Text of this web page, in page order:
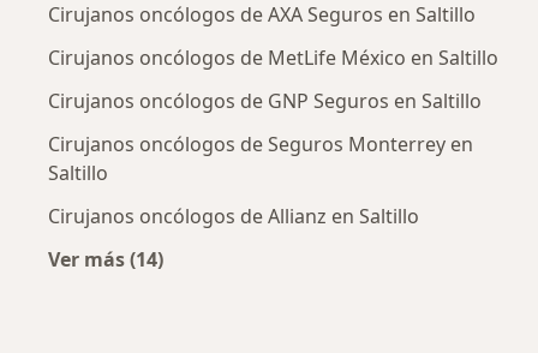
Cirujanos oncólogos de AXA Seguros en Saltillo
Cirujanos oncólogos de MetLife México en Saltillo
Cirujanos oncólogos de GNP Seguros en Saltillo
Cirujanos oncólogos de Seguros Monterrey en
Saltillo
Cirujanos oncólogos de Allianz en Saltillo
Ver más (14)